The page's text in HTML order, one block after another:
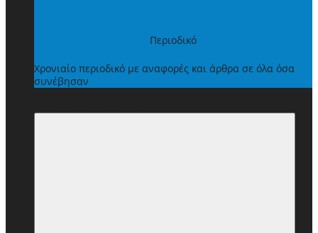
Περιοδικό
Χρονιαίο περιοδικό με αναφορές και άρθρα σε όλα όσα
συνέβησαν